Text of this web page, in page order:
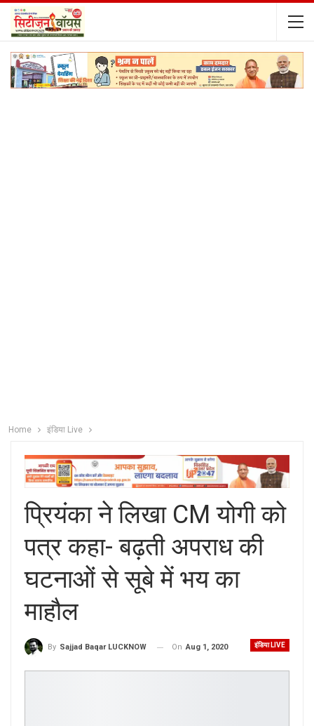
Home इंडिया Live
प्रियंका ने लिखा CM योगी को
पत्र कहा- बढ़ती अपराध की
घटनाओं से सूबे में भय का
माहौल
इंडिया LIVE
By Sajjad Baqar LUCKNOW On Aug 1, 2020